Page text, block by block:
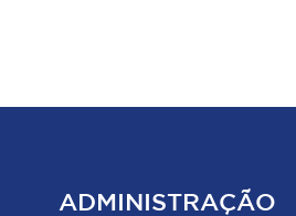
ADMINISTRAÇÃO